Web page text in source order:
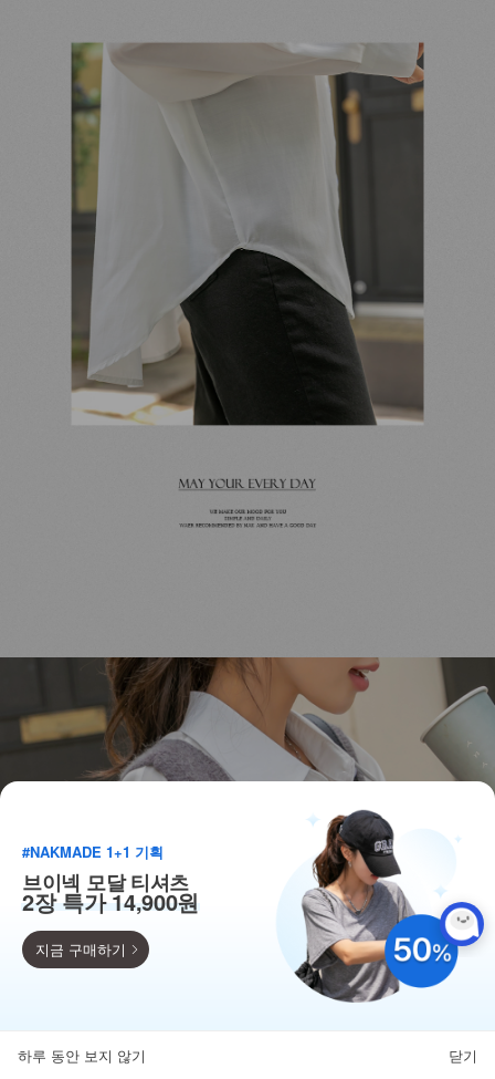
득템찬스
#NAKMADE 1+1 기획
브이넥 모달 티셔츠
2장 특가 14,900원
지금 구매하기
하루 동안 보지 않기 닫기
뒤로가기 카테고리 마이페이지